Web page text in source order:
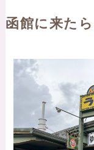
函館に来た